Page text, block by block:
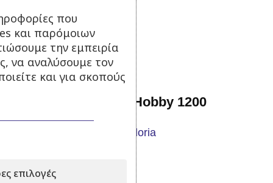
85,00€ με Φ.Π.Α.
Προσθήκη στο καλάθι
Ψεκαστήρας πλάτης Hobby 1200
109,00€ με Φ.Π.Α.
που
και παρόμοιων
την εμπειρία
να αναλύσουμε τον
και για σκοπούς
επιλογές